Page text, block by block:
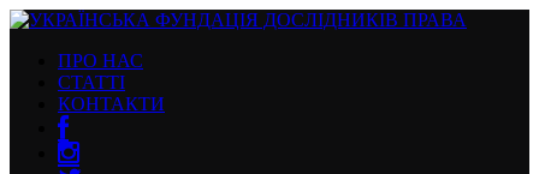
ПРО НАС
СТАТТІ
КОНТАКТИ